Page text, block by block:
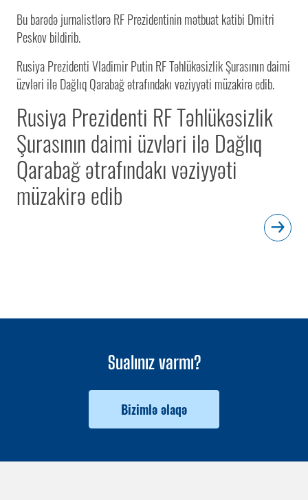
Rusiya Prezidenti RF Təhlükəsizlik
Şurasının daimi üzvləri ilə Dağlıq
Qarabağ ətrafındakı vəziyyəti
müzakirə edib
Rusiya Prezidenti Vladimir Putin RF Təhlükəsizlik Şurasının daimi
üzvləri ilə Dağlıq Qarabağ ətrafındakı vəziyyəti müzakirə edib.
Bu barədə jurnalistlərə RF Prezidentinin mətbuat katibi Dmitri
Peskov bildirib.
Sualınız varmı?
Bizimlə əlaqə